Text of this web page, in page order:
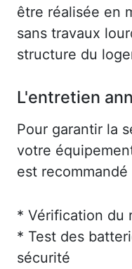
être réalisée en
sans travaux
structure du
L'entretien
Pour garantir la
votre
est recommandé
* Vérification du
* Test des
sécurité